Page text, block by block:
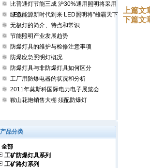
比普通灯节能三成 沪30%通用照明将采用
LED
绿色能源新时代到来 LED照明将"雄霸天下"
无极灯的简介、特点和常识
节能照明产业发展趋势
防爆灯具的维护与检修注意事项
防爆应急照明灯概况
防爆灯具与非防爆灯具如何区分
工厂用防爆电器的状况和分析
2011年莫斯科国际电力电子展览会
鞍山花炮销售大棚 须配防爆灯
产品分类
全部
工矿防爆灯具系列
工矿路灯系列
上篇文
下篇文